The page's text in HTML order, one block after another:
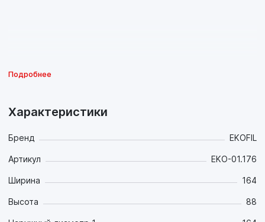
Подробнее
Характеристики
Бренд EKOFIL
Артикул EKO-01.176
Ширина 164
Высота 88